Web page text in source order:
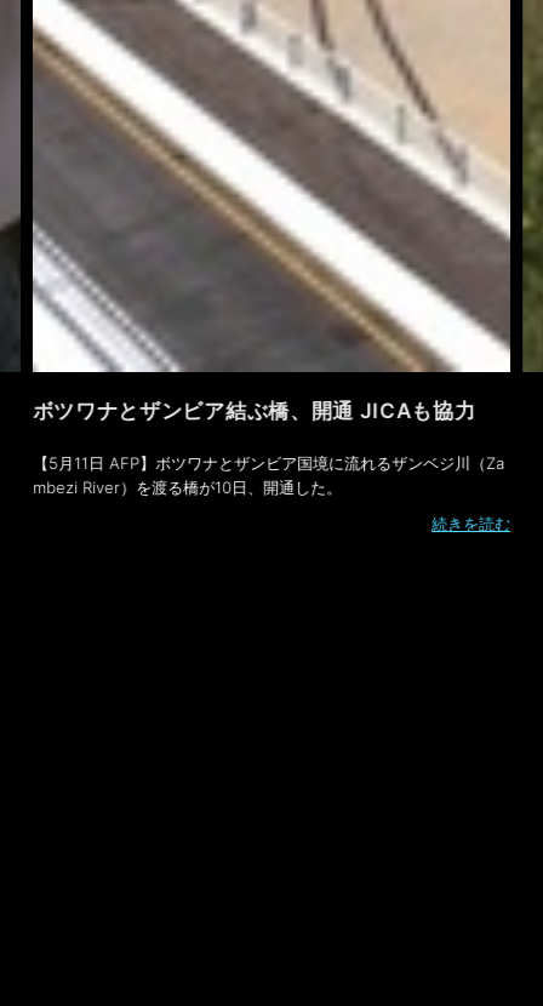
ボツワナとザンビア結ぶ橋、開通 JICAも協力
【5月11日 AFP】ボツワナとザンビア国境に流れるザンベジ川（Za
mbezi River）を渡る橋が10日、開通した。
続きを読む